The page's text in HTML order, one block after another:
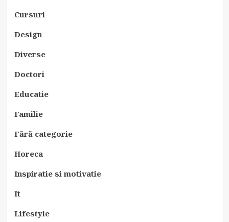
Cursuri
Design
Diverse
Doctori
Educatie
Familie
Fără categorie
Horeca
Inspiratie si motivatie
It
Lifestyle